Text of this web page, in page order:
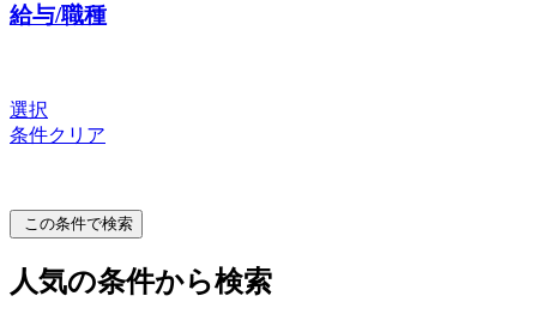
給与/職種
選択
条件クリア
この条件で検索
人気の条件から検索